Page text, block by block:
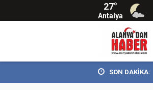
27°
Antalya
SON DAKİKA: